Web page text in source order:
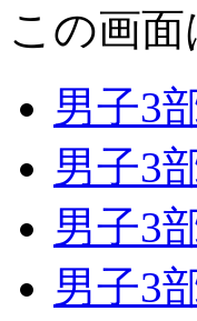
この画
男子3
男子3
男子3
男子3